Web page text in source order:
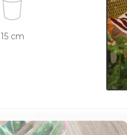
15 cm